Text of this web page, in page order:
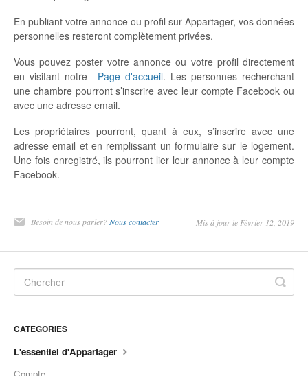
En publiant votre annonce ou profil sur Appartager, vos données
personnelles resteront complètement privées.
Vous pouvez poster votre annonce ou votre profil directement
en visitant notre Page d'accueil. Les personnes recherchant
une chambre pourront s’inscrire avec leur compte Facebook ou
avec une adresse email.
Les propriétaires pourront, quant à eux, s’inscrire avec une
adresse email et en remplissant un formulaire sur le logement.
Une fois enregistré, ils pourront lier leur annonce à leur compte
Facebook.
Besoin de nous parler?Nous contacter Mis à jour le Février 12, 2019
CATEGORIES
L'essentiel d'Appartager